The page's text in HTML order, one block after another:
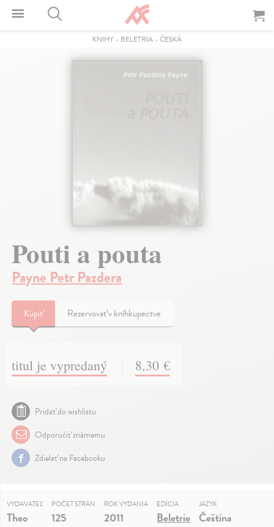
KNIHY - BELETRIA - ČESKÁ
Pouti a pouta
Payne Petr Pazdera
Kúpiť Rezervovať v kníhkupectve
titul je vypredaný 8,30 €
Pridať do wishlistu
Odporučiť známemu
Zdielať na Facebooku
VYDAVATEĽ
Theo
POČET STRÁN
125
ROK VYDANIA
2011
EDÍCIA
Beletrie
JAZYK
Čeština